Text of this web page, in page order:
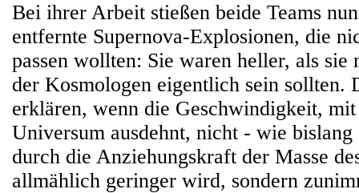
Bei ihrer Arbeit stießen beide Teams
entfernte Supernova-Explosionen, die
passen wollten: Sie waren heller, als sie
der Kosmologen eigentlich sein sollten.
erklären, wenn die Geschwindigkeit, mit
Universum ausdehnt, nicht - wie bislang
durch die Anziehungskraft der Masse
allmählich geringer wird, sondern